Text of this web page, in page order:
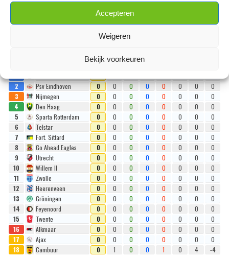
Accepteren
Weigeren
Bekijk voorkeuren
STAND EREDIVISIE
Pts
2
Psv Eindhoven 0 0 0 0 0 0 0
0
3
Nijmegen 0 0 0 0 0 0 0
0
4
Den Haag 0 0 0 0 0 0 0
0
5
Sparta Rotterdam 0 0 0 0 0 0 0
0
6
Telstar 0 0 0 0 0 0 0
0
7
Fort. Sittard 0 0 0 0 0 0 0
0
8
Go Ahead Eagles 0 0 0 0 0 0 0
0
9
Utrecht 0 0 0 0 0 0 0
0
10
Willem II 0 0 0 0 0 0 0
0
11
Zwolle 0 0 0 0 0 0 0
0
12
Heerenveen 0 0 0 0 0 0 0
0
13
Gröningen 0 0 0 0 0 0 0
0
14
Feyenoord 0 0 0 0 0 0 0
0
15
Twente 0 0 0 0 0 0 0
0
16
Alkmaar 0 0 0 0 0 0 0
0
17
Ajax 0 0 0 0 0 0 0
0
18
Cambuur 0 1 0 0 1 0 4
-4